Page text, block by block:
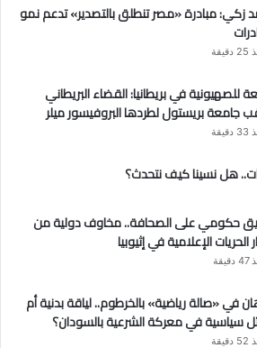
زكي: مبادرة «مصر تنطلق بالتصدير» تدعم نمو
للصهيونية في بريطانيا: القضاء البريطاني
جامعة بريستول لطردها البروفيسور ميلر
هل نسينا كيف نتحدث؟
حكومي على الصحافة.. مخاوف دولية من
الحريات الإعلامية في إثيوبيا
في «صالة رياضية» بالخرطوم.. لياقة بدنية أم
سياسية في معركة الشرعية بالسودان؟